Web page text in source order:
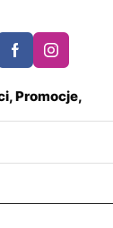
Promocje,